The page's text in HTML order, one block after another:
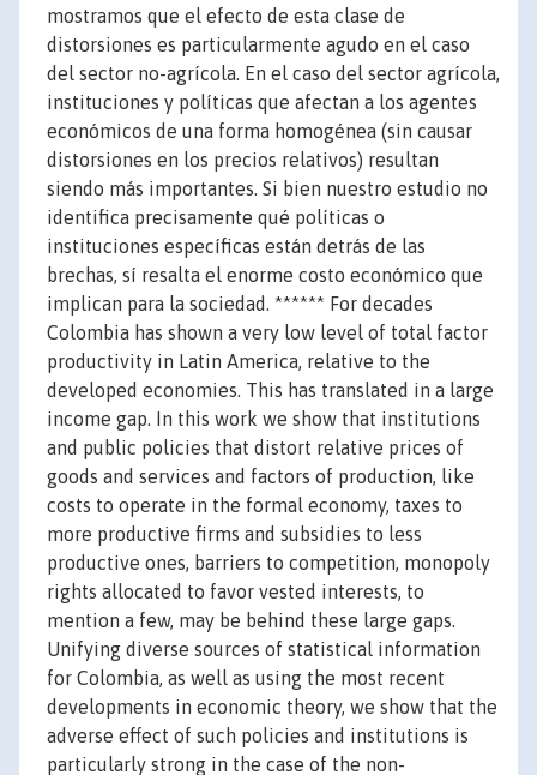
mostramos que el efecto de esta clase de
distorsiones es particularmente agudo en el caso
del sector no-agrícola. En el caso del sector agrícola,
instituciones y políticas que afectan a los agentes
económicos de una forma homogénea (sin causar
distorsiones en los precios relativos) resultan
siendo más importantes. Si bien nuestro estudio no
identifica precisamente qué políticas o
instituciones específicas están detrás de las
brechas, sí resalta el enorme costo económico que
implican para la sociedad. ****** For decades
Colombia has shown a very low level of total factor
productivity in Latin America, relative to the
developed economies. This has translated in a large
income gap. In this work we show that institutions
and public policies that distort relative prices of
goods and services and factors of production, like
costs to operate in the formal economy, taxes to
more productive firms and subsidies to less
productive ones, barriers to competition, monopoly
rights allocated to favor vested interests, to
mention a few, may be behind these large gaps.
Unifying diverse sources of statistical information
for Colombia, as well as using the most recent
developments in economic theory, we show that the
adverse effect of such policies and institutions is
particularly strong in the case of the non-